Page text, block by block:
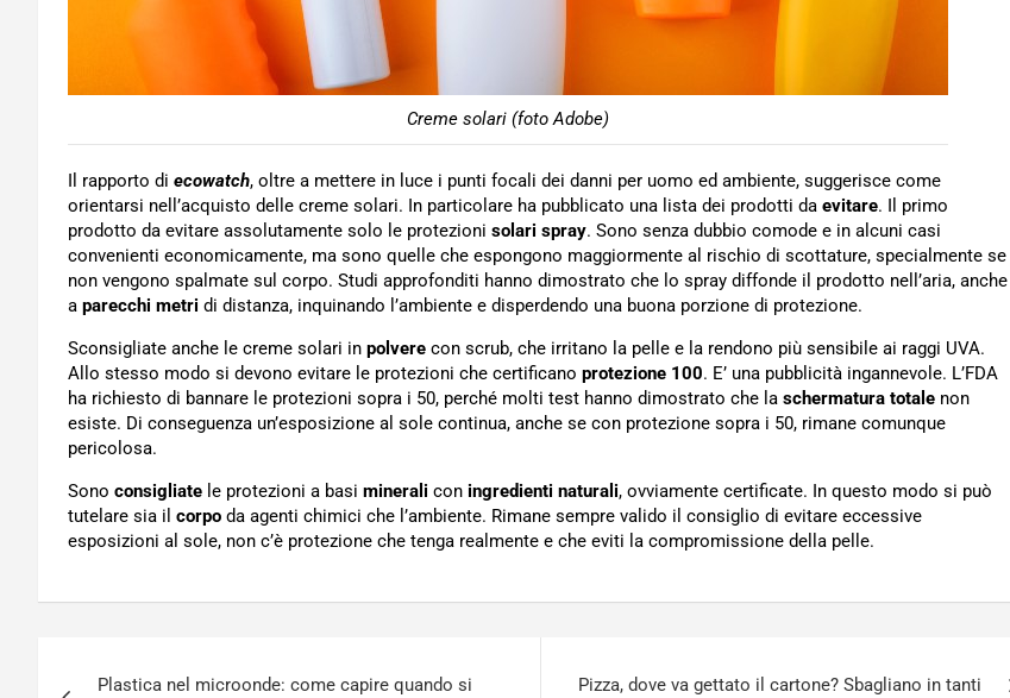
Creme solari (foto Adobe)
Il rapporto di ecowatch, oltre a mettere in luce i punti focali dei danni per uomo ed ambiente, suggerisce come
orientarsi nell’acquisto delle creme solari. In particolare ha pubblicato una lista dei prodotti da evitare. Il primo
prodotto da evitare assolutamente solo le protezioni solari spray. Sono senza dubbio comode e in alcuni casi
convenienti economicamente, ma sono quelle che espongono maggiormente al rischio di scottature, specialmente se
non vengono spalmate sul corpo. Studi approfonditi hanno dimostrato che lo spray diffonde il prodotto nell’aria, anche
a parecchi metri di distanza, inquinando l’ambiente e disperdendo una buona porzione di protezione.
Sconsigliate anche le creme solari in polvere con scrub, che irritano la pelle e la rendono più sensibile ai raggi UVA.
Allo stesso modo si devono evitare le protezioni che certificano protezione 100. E’ una pubblicità ingannevole. L’FDA
ha richiesto di bannare le protezioni sopra i 50, perché molti test hanno dimostrato che la schermatura totale non
esiste. Di conseguenza un’esposizione al sole continua, anche se con protezione sopra i 50, rimane comunque
pericolosa.
Sono consigliate le protezioni a basi minerali con ingredienti naturali, ovviamente certificate. In questo modo si può
tutelare sia il corpo da agenti chimici che l’ambiente. Rimane sempre valido il consiglio di evitare eccessive
esposizioni al sole, non c’è protezione che tenga realmente e che eviti la compromissione della pelle.
Plastica nel microonde: come capire quando si Pizza, dove va gettato il cartone? Sbagliano in tanti